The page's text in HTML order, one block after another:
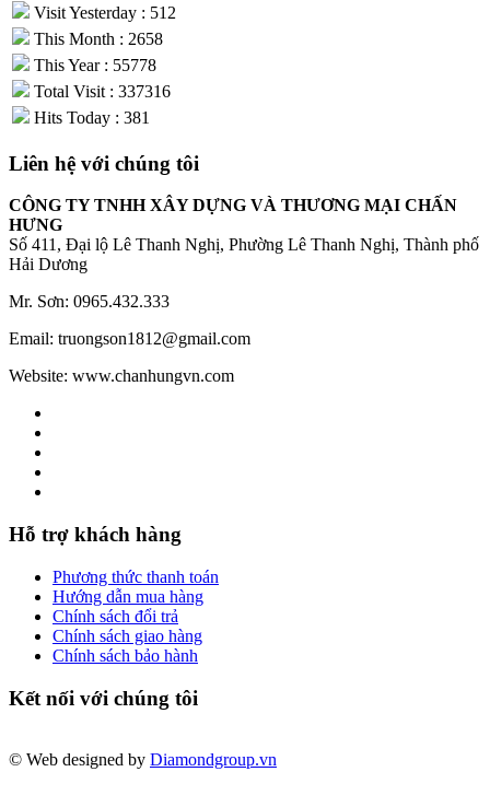
Visit Yesterday : 512
This Month : 2658
This Year : 55778
Total Visit : 337316
Hits Today : 381
Liên hệ với chúng tôi
CÔNG TY TNHH XÂY DỰNG VÀ THƯƠNG MẠI CHẤN
HƯNG
Số 411, Đại lộ Lê Thanh Nghị, Phường Lê Thanh Nghị, Thành phố
Hải Dương
Mr. Sơn: 0965.432.333
Email: truongson1812@gmail.com
Website: www.chanhungvn.com
Hỗ trợ khách hàng
Phương thức thanh toán
Hướng dẫn mua hàng
Chính sách đổi trả
Chính sách giao hàng
Chính sách bảo hành
Kết nối với chúng tôi
© Web designed by Diamondgroup.vn